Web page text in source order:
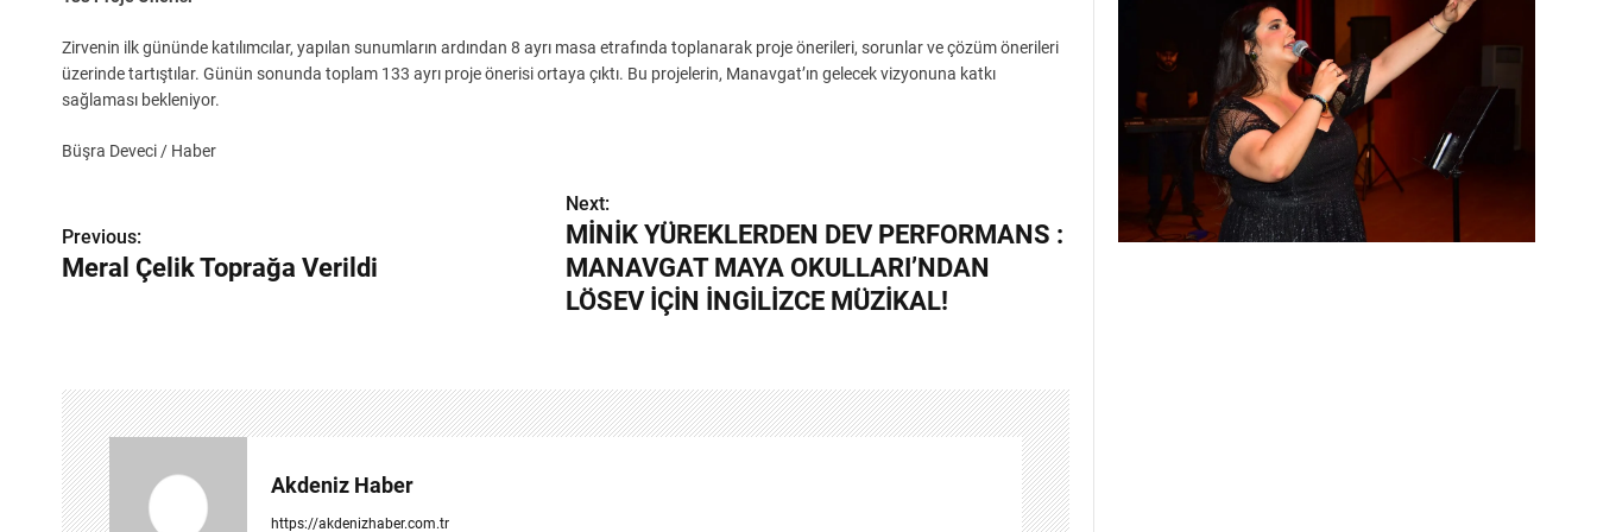
Zirvenin ilk gününde katılımcılar, yapılan sunumların ardından 8 ayrı masa etrafında toplanarak proje önerileri, sorunlar ve çözüm önerileri
üzerinde tartıştılar. Günün sonunda toplam 133 ayrı proje önerisi ortaya çıktı. Bu projelerin, Manavgat’ın gelecek vizyonuna katkı
sağlaması bekleniyor.
Büşra Deveci / Haber
a
g
e
z
Previous:
Meral Çelik Toprağa Verildi
Next:
MİNİK YÜREKLERDEN DEV PERFORMANS :
MANAVGAT MAYA OKULLARI’NDAN
LÖSEV İÇİN İNGİLİZCE MÜZİKAL!
Akdeniz Haber
https://akdenizhaber.com.tr